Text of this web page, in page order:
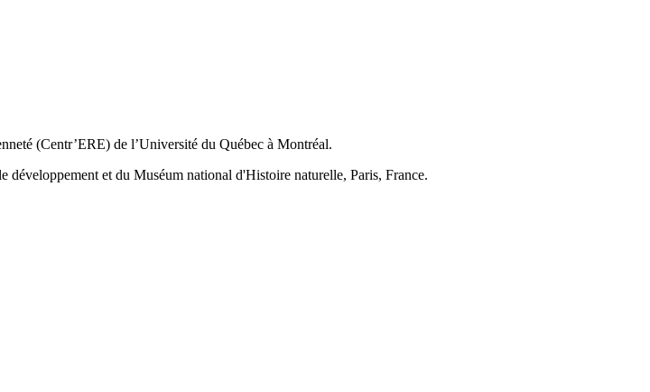
(Centr’ERE) de l’Université du Québec à Montréal.
et du Muséum national d'Histoire naturelle, Paris, France.